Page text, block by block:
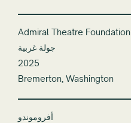
Admiral Theatre Foundation
جولة غربية
2025
Bremerton, Washington
أفروموندو